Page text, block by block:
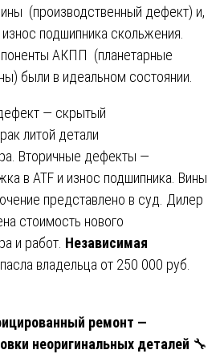
(производственный дефект) и,
подшипника скольжения.
АКПП (планетарные
были в идеальном состоянии.
— скрытый
литой детали
Вторичные дефекты —
в ATF и износ подшипника. Вины
представлено в суд. Дилер
стоимость нового
и работ. Независимая
владельца от 250 000 руб.
ремонт —
неоригинальных деталей 🔧